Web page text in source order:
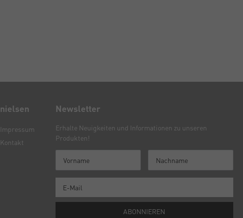
nielsen
Impressum
Kontakt
Newsletter
Erhalte Neuigkeiten und Informationen zu unseren
Produkten!
ABONNIEREN